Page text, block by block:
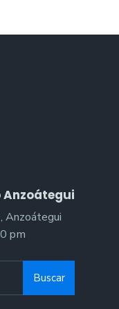
Anzoátegui
Anzoátegui
pm
Buscar